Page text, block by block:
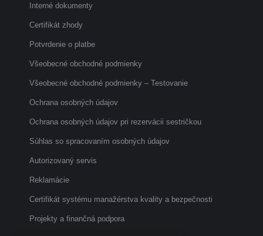
in
new
in
new
in
new
Interné dokumenty
Certifikát zhody
Potvrdenie o platbe
Všeobecné obchodné podmienky
Všeobecné obchodné podmienky – Testovanie
Ochrana osobných údajov
Ochrana osobných údajov pri rezervácii sestričkou
Súhlas so spracovaním osobných údajov
Autorizovaný servis
Reklamácie
Certifikát systému manažérstva kvality a bezpečnosti
Projekty a finančná podpora